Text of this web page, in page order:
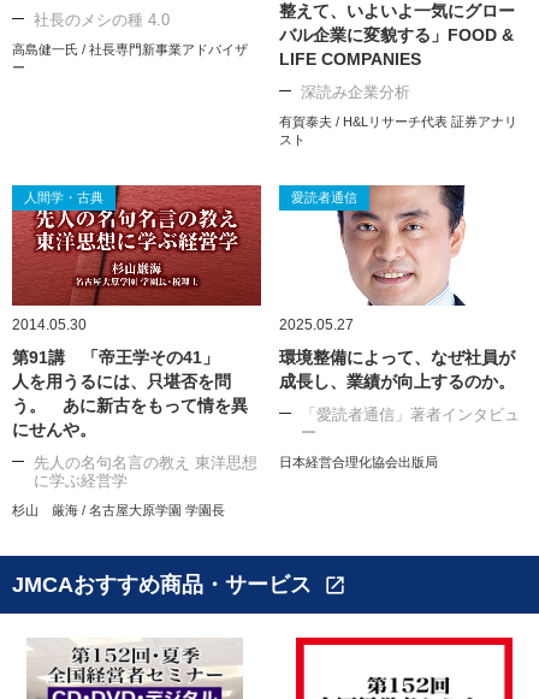
社長のメシの種 4.0
高島健一氏 / 社長専門新事業アドバイザ
ー
整えて、いよいよ一気にグロー
バル企業に変貌する」FOOD &
LIFE COMPANIES
深読み企業分析
有賀泰夫 / H&Lリサーチ代表 証券アナリ
スト
人間学・古典
2014.05.30
第91講 「帝王学その41」
人を用うるには、只堪否を問
う。 あに新古をもって情を異
にせんや。
先人の名句名言の教え 東洋思想
に学ぶ経営学
杉山 厳海 / 名古屋大原学園 学園長
愛読者通信
2025.05.27
環境整備によって、なぜ社員が
成長し、業績が向上するのか。
「愛読者通信」著者インタビュ
ー
日本経営合理化協会出版局
JMCAおすすめ商品・サービス open_in_new